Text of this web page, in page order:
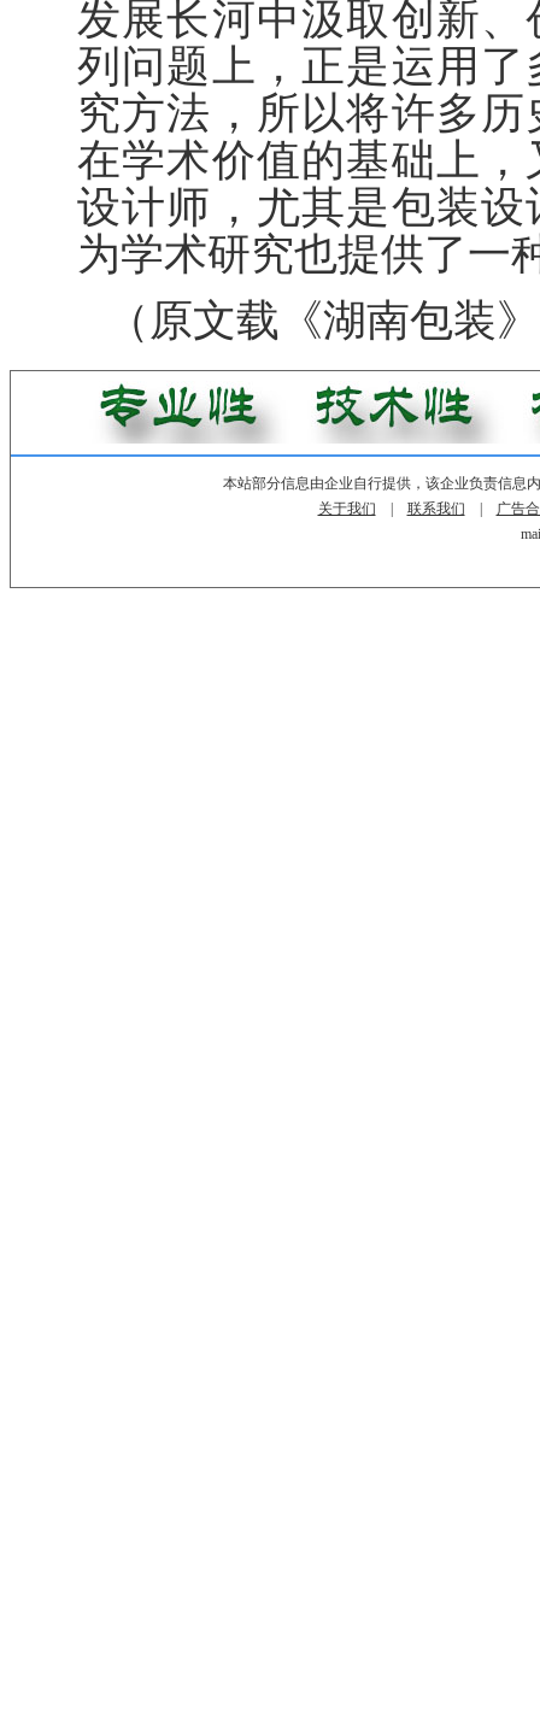
发展长河中汲取创新
列问题上，正是运用
究方法，所以将许多
在学术价值的基础上
设计师，尤其是包装
为学术研究也提供了一
（原文载《湖南包装
本站部分信息由企业自行提供，该企业负责信息
关于我们
联系我们
广告